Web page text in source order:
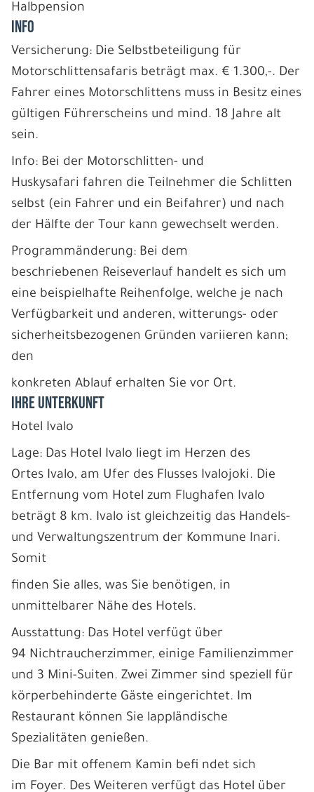
Halbpension
INFO
Versicherung: Die Selbstbeteiligung für
Motorschlittensafaris beträgt max. € 1.300,-. Der
Fahrer eines Motorschlittens muss in Besitz eines
gültigen Führerscheins und mind. 18 Jahre alt
sein.
Info: Bei der Motorschlitten- und
Huskysafari fahren die Teilnehmer die Schlitten
selbst (ein Fahrer und ein Beifahrer) und nach
der Hälfte der Tour kann gewechselt werden.
Programmänderung: Bei dem
beschriebenen Reiseverlauf handelt es sich um
eine beispielhafte Reihenfolge, welche je nach
Verfügbarkeit und anderen, witterungs- oder
sicherheitsbezogenen Gründen variieren kann;
den
konkreten Ablauf erhalten Sie vor Ort.
IHRE UNTERKUNFT
Hotel Ivalo
Lage: Das Hotel Ivalo liegt im Herzen des
Ortes Ivalo, am Ufer des Flusses Ivalojoki. Die
Entfernung vom Hotel zum Flughafen Ivalo
beträgt 8 km. Ivalo ist gleichzeitig das Handels-
und Verwaltungszentrum der Kommune Inari.
Somit
finden Sie alles, was Sie benötigen, in
unmittelbarer Nähe des Hotels.
Ausstattung: Das Hotel verfügt über
94 Nichtraucherzimmer, einige Familienzimmer
und 3 Mini-Suiten. Zwei Zimmer sind speziell für
körperbehinderte Gäste eingerichtet. Im
Restaurant können Sie lappländische
Spezialitäten genießen.
Die Bar mit offenem Kamin befi ndet sich
im Foyer. Des Weiteren verfügt das Hotel über